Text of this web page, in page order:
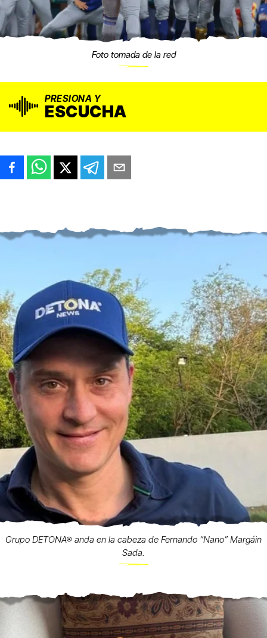
Foto tomada de la red
PRESIONA Y
ESCUCHA
Grupo DETONA® anda en la cabeza de Fernando “Nano” Margáin
Sada.